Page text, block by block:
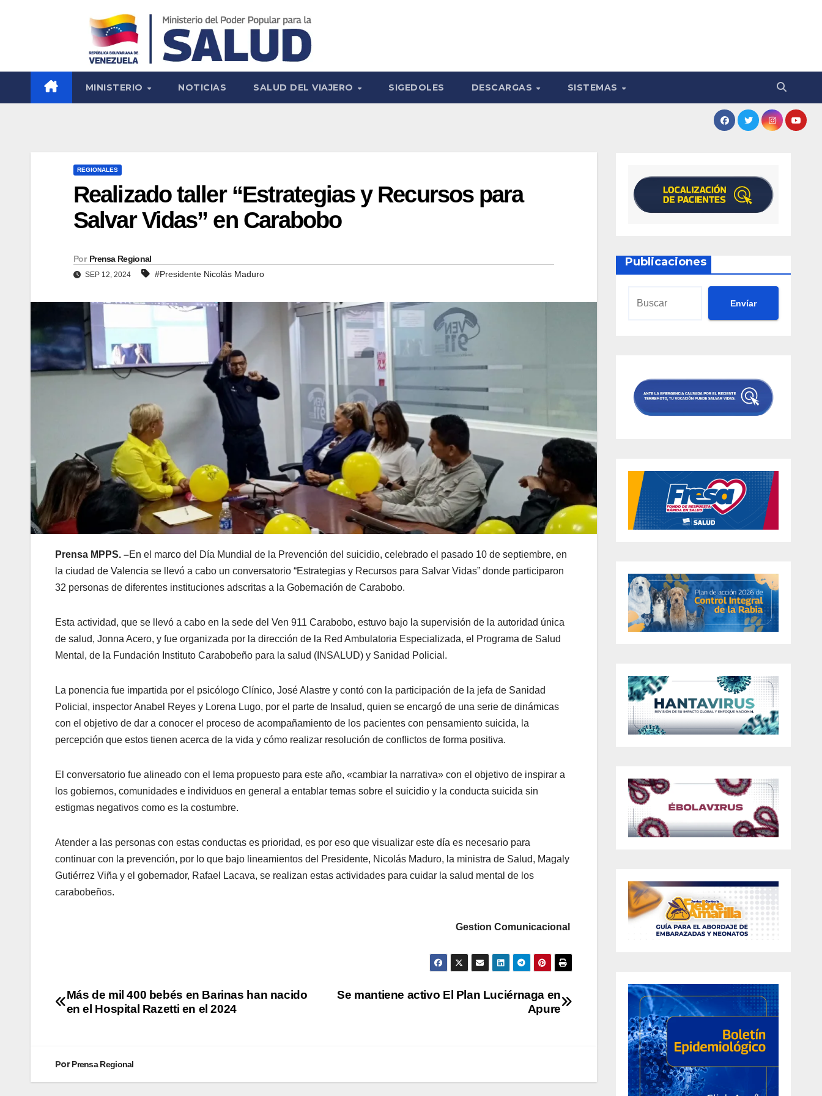
MINISTERIO NOTICIAS SALUD DEL VIAJERO SIGEDOLES DESCARGAS SISTEMAS
REGIONALES
Realizado taller “Estrategias y Recursos para
Salvar Vidas” en Carabobo
Por Prensa Regional
SEP 12, 2024 #Presidente Nicolás Maduro
Prensa MPPS. –En el marco del Día Mundial de la Prevención del suicidio, celebrado el pasado 10 de septiembre, en
la ciudad de Valencia se llevó a cabo un conversatorio “Estrategias y Recursos para Salvar Vidas” donde participaron
32 personas de diferentes instituciones adscritas a la Gobernación de Carabobo.
Esta actividad, que se llevó a cabo en la sede del Ven 911 Carabobo, estuvo bajo la supervisión de la autoridad única
de salud, Jonna Acero, y fue organizada por la dirección de la Red Ambulatoria Especializada, el Programa de Salud
Mental, de la Fundación Instituto Carabobeño para la salud (INSALUD) y Sanidad Policial.
La ponencia fue impartida por el psicólogo Clínico, José Alastre y contó con la participación de la jefa de Sanidad
Policial, inspector Anabel Reyes y Lorena Lugo, por el parte de Insalud, quien se encargó de una serie de dinámicas
con el objetivo de dar a conocer el proceso de acompañamiento de los pacientes con pensamiento suicida, la
percepción que estos tienen acerca de la vida y cómo realizar resolución de conflictos de forma positiva.
El conversatorio fue alineado con el lema propuesto para este año, «cambiar la narrativa» con el objetivo de inspirar a
los gobiernos, comunidades e individuos en general a entablar temas sobre el suicidio y la conducta suicida sin
estigmas negativos como es la costumbre.
Atender a las personas con estas conductas es prioridad, es por eso que visualizar este día es necesario para
continuar con la prevención, por lo que bajo lineamientos del Presidente, Nicolás Maduro, la ministra de Salud, Magaly
Gutiérrez Viña y el gobernador, Rafael Lacava, se realizan estas actividades para cuidar la salud mental de los
carabobeños.
Gestion Comunicacional
Se mantiene activo El Plan Luciérnaga en
Apure
Más de mil 400 bebés en Barinas han nacido
en el Hospital Razetti en el 2024
PorPrensa Regional
Publicaciones
Envíar